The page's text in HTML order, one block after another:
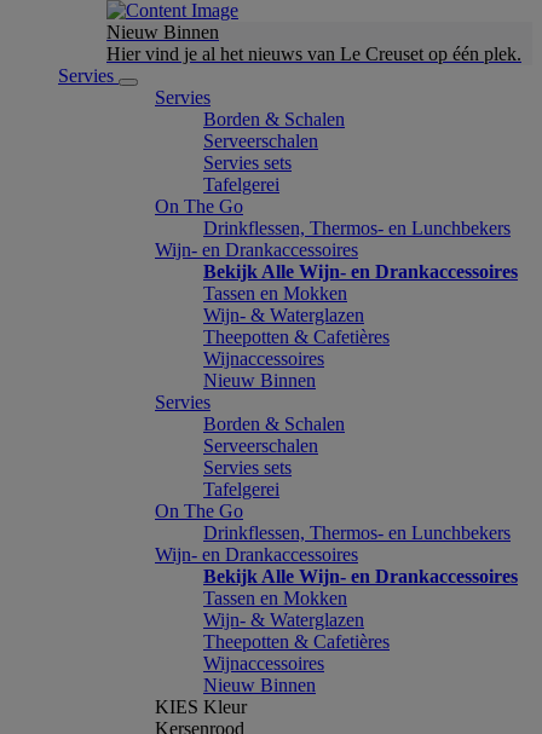
Nieuw Binnen
Hier vind je al het nieuws van Le Creuset op één plek.
Servies
Servies
Borden & Schalen
Serveerschalen
Servies sets
Tafelgerei
On The Go
Drinkflessen, Thermos- en Lunchbekers
Wijn- en Drankaccessoires
Bekijk Alle Wijn- en Drankaccessoires
Tassen en Mokken
Wijn- & Waterglazen
Theepotten & Cafetières
Wijnaccessoires
Nieuw Binnen
Servies
Borden & Schalen
Serveerschalen
Servies sets
Tafelgerei
On The Go
Drinkflessen, Thermos- en Lunchbekers
Wijn- en Drankaccessoires
Bekijk Alle Wijn- en Drankaccessoires
Tassen en Mokken
Wijn- & Waterglazen
Theepotten & Cafetières
Wijnaccessoires
Nieuw Binnen
KIES Kleur
Kersenrood